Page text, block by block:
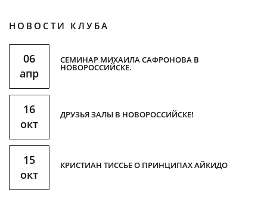
НОВОСТИ КЛУБА
06
апр
СЕМИНАР МИХАИЛА САФРОНОВА В
НОВОРОССИЙСКЕ.
16
окт
ДРУЗЬЯ ЗАЛЫ В НОВОРОССИЙСКЕ!
15
окт
КРИСТИАН ТИССЬЕ О ПРИНЦИПАХ АЙКИДО